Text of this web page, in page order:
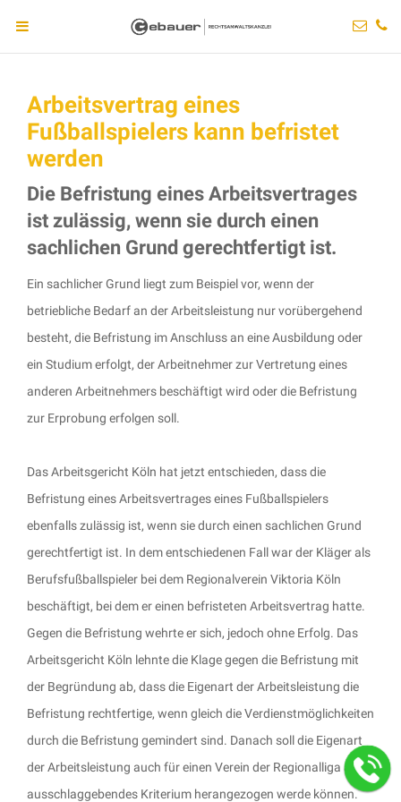
Arbeitsvertrag eines
Fußballspielers kann befristet
werden
Die Befristung eines Arbeitsvertrages
ist zulässig, wenn sie durch einen
sachlichen Grund gerechtfertigt ist.
Ein sachlicher Grund liegt zum Beispiel vor, wenn der
betriebliche Bedarf an der Arbeitsleistung nur vorübergehend
besteht, die Befristung im Anschluss an eine Ausbildung oder
ein Studium erfolgt, der Arbeitnehmer zur Vertretung eines
anderen Arbeitnehmers beschäftigt wird oder die Befristung
zur Erprobung erfolgen soll.
Das Arbeitsgericht Köln hat jetzt entschieden, dass die
Befristung eines Arbeitsvertrages eines Fußballspielers
ebenfalls zulässig ist, wenn sie durch einen sachlichen Grund
gerechtfertigt ist. In dem entschiedenen Fall war der Kläger als
Berufsfußballspieler bei dem Regionalverein Viktoria Köln
beschäftigt, bei dem er einen befristeten Arbeitsvertrag hatte.
Gegen die Befristung wehrte er sich, jedoch ohne Erfolg. Das
Arbeitsgericht Köln lehnte die Klage gegen die Befristung mit
der Begründung ab, dass die Eigenart der Arbeitsleistung die
Befristung rechtfertige, wenn gleich die Verdienstmöglichkeiten
durch die Befristung gemindert sind. Danach soll die Eigenart
der Arbeitsleistung auch für einen Verein der Regionalliga als
ausschlaggebendes Kriterium herangezogen werde können.